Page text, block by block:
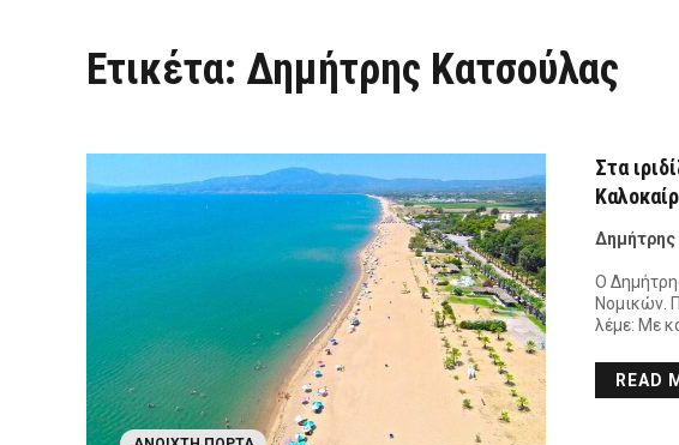
Ετικέτα: Δημήτρης Κατσούλας
Στα
Ο
Νομικών.
λέμε: Με
READ